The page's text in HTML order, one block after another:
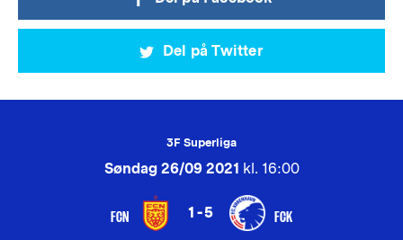
Del på Twitter
3F Superliga
Søndag 26/09 2021 kl. 16:00
FCN 1-5 FCK